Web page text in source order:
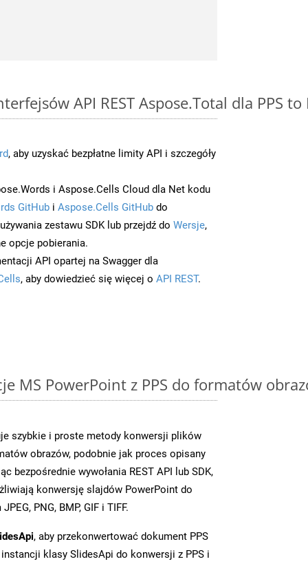
API REST Aspose.Total dla PPS to
, aby uzyskać bezpłatne limity API i szczegóły
i Aspose.Cells Cloud dla Net kodu
GitHub i Aspose.Cells GitHub do
zestawu SDK lub przejdź do Wersje,
opcje pobierania.
API opartej na Swagger dla
, aby dowiedzieć się więcej o API REST.
MS PowerPoint z PPS do formatów
szybkie i proste metody konwersji plików
obrazów, podobnie jak proces opisany
bezpośrednie wywołania REST API lub SDK,
konwersję slajdów PowerPoint do
PNG, BMP, GIF i TIFF.
, aby przekonwertować dokument PPS
instancji klasy SlidesApi do konwersji z PPS i